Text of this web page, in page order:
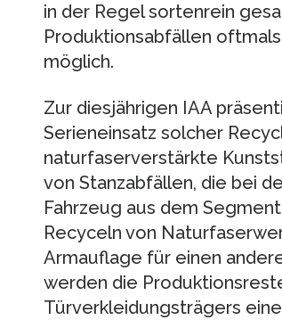
in der Regel sortenrein
Produktionsabfällen
möglich.
Zur diesjährigen IAA
Serieneinsatz solcher
naturfaserverstärkte
von Stanzabfällen, die bei
Fahrzeug aus dem
Recyceln von
Armauflage für einen
werden die
Türverkleidungsträgers